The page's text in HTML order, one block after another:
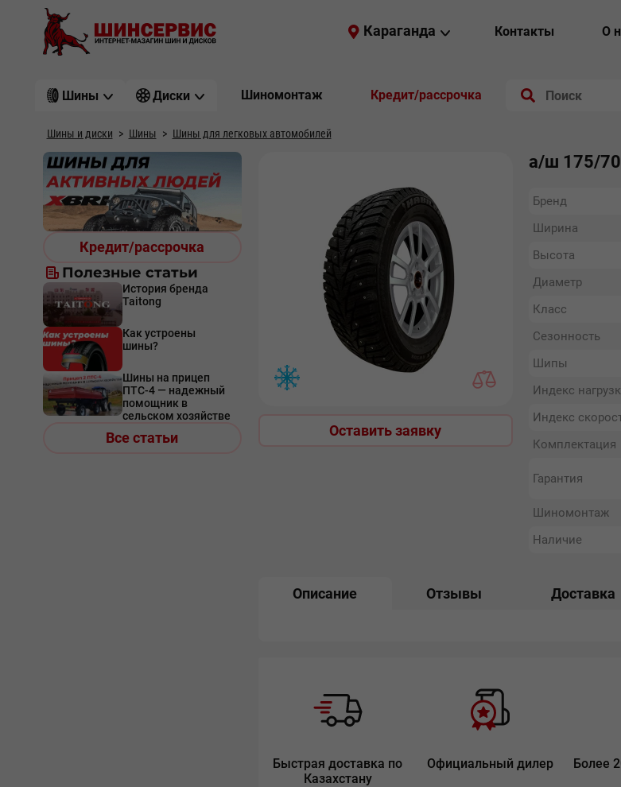
Караганда Контакты О
Шины Диски Шиномонтаж Кредит/рассрочка
Шины и диски Шины Шины для легковых автомобилей
Кредит/рассрочка
Полезные статьи
История бренда
Taitong
Как устроены
шины?
Шины на прицеп
ПТС-4 — надежный
помощник в
сельском хозяйстве
Все статьи Оставить заявку
а/ш 175/
Бренд
Ширина
Высота
Диаметр
Класс
Сезонность
Шипы
Индекс
Индекс
Комплектация
Гарантия
Шиномонтаж
Наличие
Описание Отзывы Доставка
Быстрая доставка по
Казахстану
Официальный дилер Более